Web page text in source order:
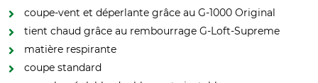
coupe-vent et déperlante grâce au G-1000 Original
tient chaud grâce au rembourrage G-Loft-Supreme
matière respirante
coupe standard